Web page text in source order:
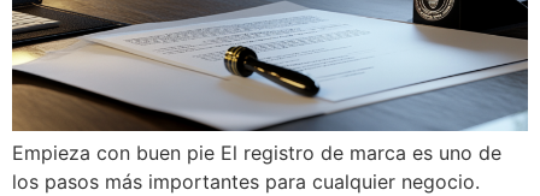
Empieza con buen pie El registro de marca es uno de
los pasos más importantes para cualquier negocio.